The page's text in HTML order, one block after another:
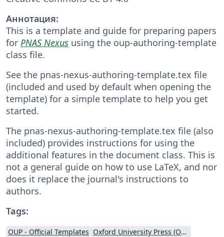
Аннотация:
This is a template and guide for preparing papers
for PNAS Nexus using the oup-authoring-template
class file.
See the pnas-nexus-authoring-template.tex file
(included and used by default when opening the
template) for a simple template to help you get
started.
The pnas-nexus-authoring-template.tex file (also
included) provides instructions for using the
additional features in the document class. This is
not a general guide on how to use LaTeX, and nor
does it replace the journal's instructions to
authors.
Tags:
OUP - Official Templates
Oxford University Press (OUP)